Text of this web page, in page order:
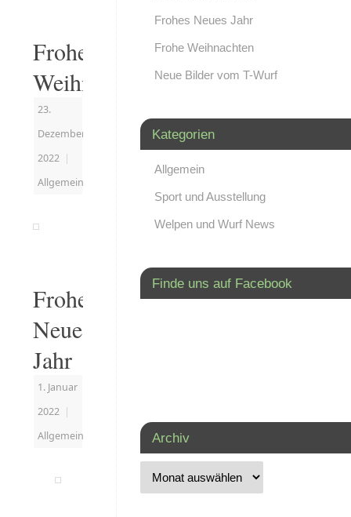
Frohe
Weihnachten
23.
Dezember
2022 |
Allgemein
Frohes
Neues
Jahr
1. Januar
2022 |
Allgemein
Frohes Neues Jahr
Frohe Weihnachten
Neue Bilder vom T-Wurf
Kategorien
Allgemein
Sport und Ausstellung
Welpen und Wurf News
Finde uns auf Facebook
Archiv